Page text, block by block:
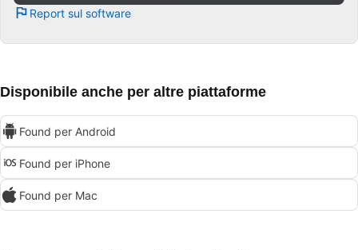
Report sul software
Disponibile anche per altre piattaforme
Found per Android
Found per iPhone
Found per Mac